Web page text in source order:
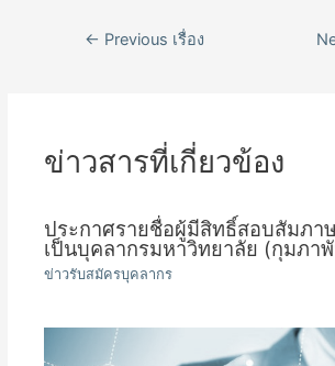
← Previous เรื่อง
ข่าวสารที่เกี่ยวข้อง
ประกาศรายชื่อผู้มีสิทธิ์สอบสัมภา
เป็นบุคลากรมหาวิทยาลัย (กุมภา
ข่าวรับสมัครบุคลากร